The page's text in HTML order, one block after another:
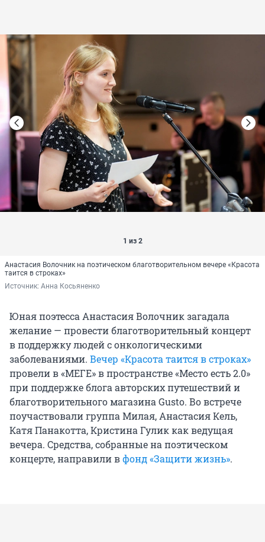
1 из 2
Анастасия Волочник на поэтическом благотворительном вечере «Красота
таится в строках»
Источник: Анна Косьяненко
Юная поэтесса Анастасия Волочник загадала
желание — провести благотворительный концерт
в поддержку людей с онкологическими
заболеваниями. Вечер «Красота таится в строках»
провели в «МЕГЕ» в пространстве «Место есть 2.0»
при поддержке блога авторских путешествий и
благотворительного магазина Gusto. Во встрече
поучаствовали группа Милая, Анастасия Кель,
Катя Панакотта, Кристина Гулик как ведущая
вечера. Средства, собранные на поэтическом
концерте, направили вфонд «Защити жизнь».